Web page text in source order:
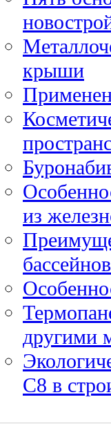
крыши
из
бассейнов
другими
С8 в